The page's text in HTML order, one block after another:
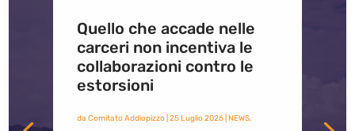
Quello che accade nelle
carceri non incentiva le
collaborazioni contro le
estorsioni
da Comitato Addiopizzo| 25 Luglio 2026| NEWS,